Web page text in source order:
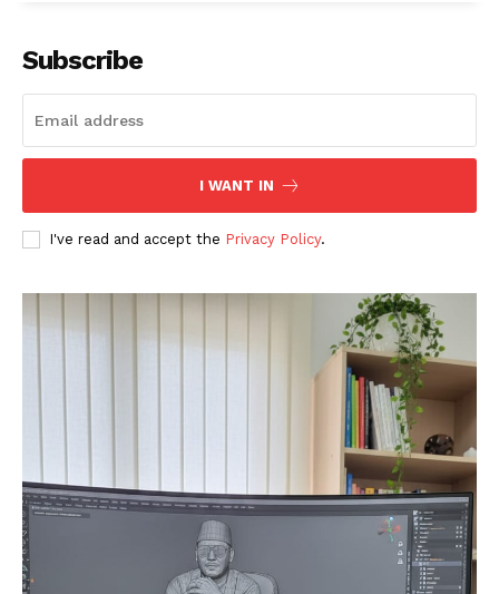
Company
About
Subscribe
I WANT IN
I've read and accept the Privacy Policy.